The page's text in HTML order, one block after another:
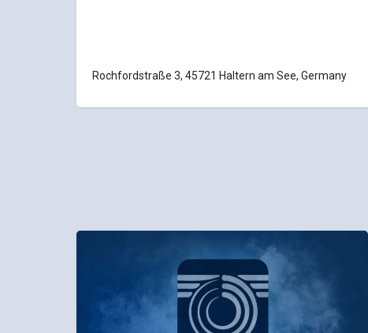
Rochfordstraße 3, 45721 Haltern am See, Germany